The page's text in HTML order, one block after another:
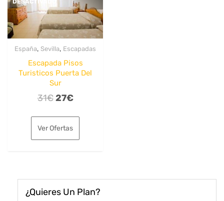
DESACTIVADO
España, Sevilla, Escapadas
Escapada Pisos
Turisticos Puerta Del
Sur
31€ El
original
era:
27€El
es:
Ver Ofertas
¿Quieres Un Plan?